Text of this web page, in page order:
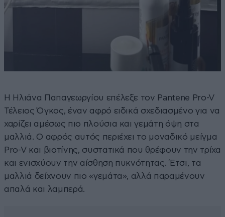
Η Ηλιάνα Παπαγεωργίου επέλεξε τον Pantene Pro-V
Τέλειος Όγκος, έναν αφρό ειδικά σχεδιασμένο για να
χαρίζει αμέσως πιο πλούσια και γεμάτη όψη στα
μαλλιά. Ο αφρός αυτός περιέχει το μοναδικό μείγμα
Pro-V και βιοτίνης, συστατικά που θρέφουν την τρίχα
και ενισχύουν την αίσθηση πυκνότητας. Έτσι, τα
μαλλιά δείχνουν πιο «γεμάτα», αλλά παραμένουν
απαλά και λαμπερά.